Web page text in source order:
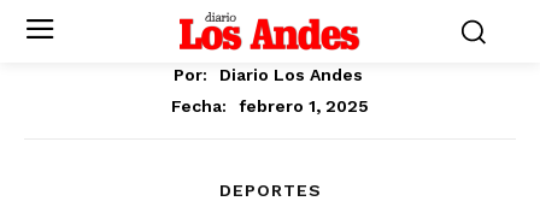
Por:
Diario Los Andes
Fecha:
febrero 1, 2025
DEPORTES